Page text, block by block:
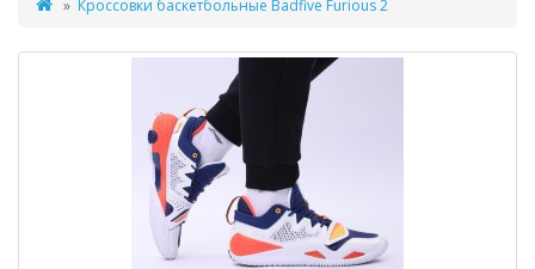
Кроссовки баскетбольные Badfive Furious 2